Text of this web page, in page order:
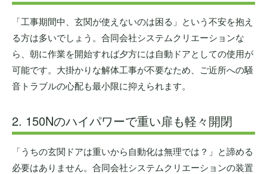
「工事期間中、玄関が使えないのは困る」という不安を抱え
る方は多いでしょう。合同会社システムクリエーションな
ら、朝に作業を開始すれば夕方には自動ドアとしての使用が
可能です。大掛かりな解体工事が不要なため、ご近所への騒
音トラブルの心配も最小限に抑えられます。
2. 150Nのハイパワーで重い扉も軽々開閉
「うちの玄関ドアは重いから自動化は無理では？」と諦める
必要はありません。合同会社システムクリエーションの装置